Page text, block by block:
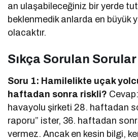
an ulaşabileceğiniz bir yerde
beklenmedik anlarda en büyük
olacaktır.
Sıkça Sorulan Sorular
Soru 1: Hamilelikte uçak
haftadan sonra riskli?
havayolu şirketi 28. haftadan
raporu” ister, 36. haftadan
vermez. Ancak en kesin bilgi,